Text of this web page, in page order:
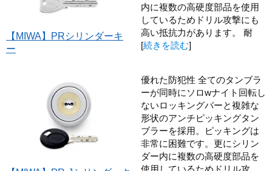
【MIWA】PRシリンダーキ
ー
内に複数の高硬度部品を使用
しているためドリル攻撃にも
高い抵抗力があります。 耐
[続きを読む]
優れた防犯性 全てのタンブラ
ーが同時にソロwナイト回転し
ないロッキングバーと複雑な
形状のアンチピッキングタン
ブラーを採用。ピッキングは
非常に困難です。更にシリン
ダー内に複数の高硬度部品を
使用しているためドリル攻